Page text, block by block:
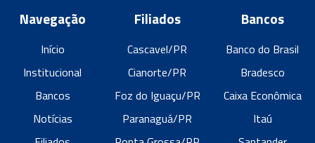
Navegação
Início
Institucional
Bancos
Notícias
Filiados
Cascavel/PR
Cianorte/PR
Foz do Iguaçu/PR
Paranaguá/PR
Bancos
Banco do Brasil
Bradesco
Caixa Econômica
Itaú